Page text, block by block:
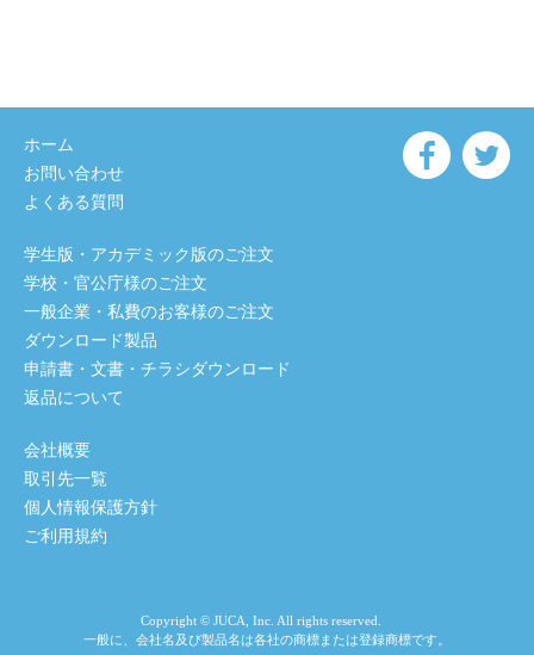
ホーム
お問い合わせ
よくある質問
学生版・アカデミック版のご注文
学校・官公庁様のご注文
一般企業・私費のお客様のご注文
ダウンロード製品
申請書・文書・チラシダウンロード
返品について
会社概要
取引先一覧
個人情報保護方針
ご利用規約
Copyright © JUCA, Inc. All rights reserved.
一般に、会社名及び製品名は各社の商標または登録商標です。